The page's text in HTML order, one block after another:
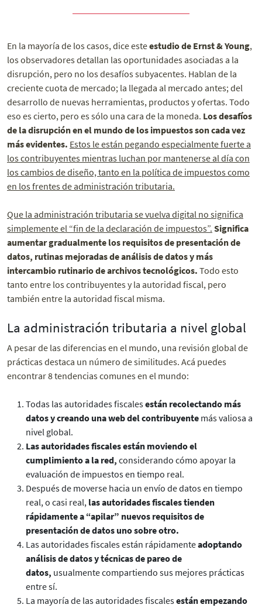
En la mayoría de los casos, dice esteestudio de Ernst & Young,
los observadores detallan las oportunidades asociadas a la
disrupción, pero no los desafíos subyacentes. Hablan de la
creciente cuota de mercado; la llegada al mercado antes; del
desarrollo de nuevas herramientas, productos y ofertas. Todo
eso es cierto, pero es sólo una cara de la moneda. Los desafíos
de la disrupción en el mundo de los impuestos son cada vez
más evidentes. Estos le están pegando especialmente fuerte a
los contribuyentes mientras luchan por mantenerse al día con
los cambios de diseño, tanto en la política de impuestos como
en los frentes de administración tributaria.
Que la administración tributaria se vuelva digital no significa
simplemente el “fin de la declaración de impuestos”. Significa
aumentar gradualmente los requisitos de presentación de
datos, rutinas mejoradas de análisis de datos y más
intercambio rutinario de archivos tecnológicos. Todo esto
tanto entre los contribuyentes y la autoridad fiscal, pero
también entre la autoridad fiscal misma.
La administración tributaria a nivel global
A pesar de las diferencias en el mundo, una revisión global de
prácticas destaca un número de similitudes. Acá puedes
encontrar 8 tendencias comunes en el mundo:
Todas las autoridades fiscalesestán recolectando más
datos y creando una web del contribuyente más valiosa a
nivel global.
Las autoridades fiscales están moviendo el
cumplimiento a la red, considerando cómo apoyar la
evaluación de impuestos en tiempo real.
Después de moverse hacia un envío de datos en tiempo
real, o casi real, las autoridades fiscales tienden
rápidamente a “apilar” nuevos requisitos de
presentación de datos uno sobre otro.
Las autoridades fiscales están rápidamenteadoptando
análisis de datos y técnicas de pareo de
datos, usualmente compartiendo sus mejores prácticas
entre sí.
La mayoría de las autoridades fiscalesestán empezando